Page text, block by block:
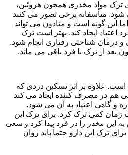
ترک مواد مخدری همچون هروئین،
شود. متأسفانه برخی تصور می کنند
این گونه است و متادون می تواند
اعتیاد ایجاد کند. بهتر است ترک
و درمان شناختی رفتاری انجام شود.
بعد از ترک با فرد باقی می ماند.
علاوه بر اثر تسکین دردی که
هم در مصرف کننده ایجاد می کند
و گاهی اعتیاد به آن می شود.
زمان کمی ترک کرد. برای ترک این
به این مخدر را در فرد پیدا کرد و سعی
ترک این دارو حتما باید روان